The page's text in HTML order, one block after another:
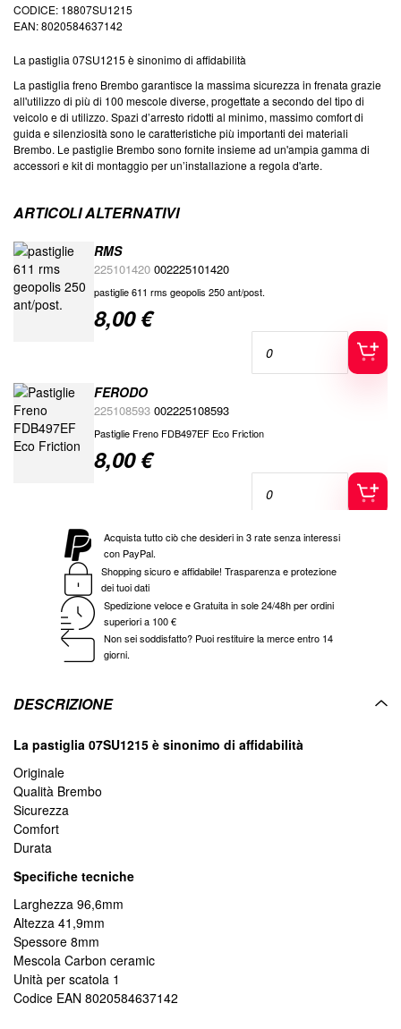
CODICE 18807SU1215
EAN 8020584637142
La pastiglia 07SU1215 è sinonimo di affidabilità
La pastiglia freno Brembo garantisce la massima sicurezza in frenata grazie
all'utilizzo di più di 100 mescole diverse, progettate a secondo del tipo di
veicolo e di utilizzo. Spazi d’arresto ridotti al minimo, massimo comfort di
guida e silenziosità sono le caratteristiche più importanti dei materiali
Brembo. Le pastiglie Brembo sono fornite insieme ad un'ampia gamma di
accessori e kit di montaggio per un’installazione a regola d'arte.
ARTICOLI ALTERNATIVI
RMS
225101420 002225101420
pastiglie 611 rms geopolis 250 ant/post.
Special
Price
8,00 €
FERODO
225108593 002225108593
Pastiglie Freno FDB497EF Eco Friction
Special
Price
8,00 €
SBS
656163HM003656163HM
pastiglie freno anteriori 163 hm sbs
Special
Price
10,00 €
Special
21,00 €
pastiglie freno 611 hf sbs
Price
27,00 €
BERGAMASCHI
R1622800023R1622800
Acquista tutto ciò che desideri in 3 rate senza interessi
con PayPal.
Shopping sicuro e affidabile! Trasparenza e protezione
dei tuoi dati
Spedizione veloce e Gratuita in sole 24/48h per ordini
superiori a 100 €
Non sei soddisfatto? Puoi restituire la merce entro 14
giorni.
DESCRIZIONE
La pastiglia 07SU1215 è sinonimo di affidabilità
Originale
Qualità Brembo
Sicurezza
Comfort
Durata
Specifiche tecniche
Larghezza 96,6mm
Altezza 41,9mm
Spessore 8mm
Mescola Carbon ceramic
Unità per scatola 1
Codice EAN 8020584637142